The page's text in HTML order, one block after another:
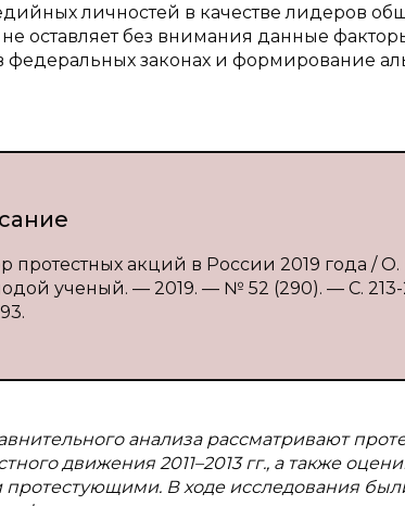
личностей в качестве лидеров
не оставляет без внимания данные
законах и формирование
акций в России 2019 года /
ученый. — 2019. — № 52 (290). — С. 213-
анализа рассматривают
движения 2011–2013 гг., а также
В ходе исследования